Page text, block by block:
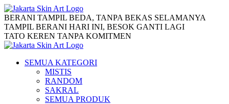
BERANI TAMPIL BEDA, TANPA BEKAS SELAMANYA
TAMPIL BERANI HARI INI, BESOK GANTI LAGI
TATO KEREN TANPA KOMITMEN
SEMUA KATEGORI
MISTIS
RANDOM
SAKRAL
SEMUA PRODUK